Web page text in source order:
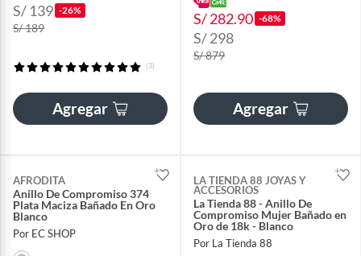
S/ 139 -26%
S/ 189
(3)
Agregar
S/ 282.90 -68%
S/ 298
S/ 879
Agregar
AFRODITA
Anillo De Compromiso 374
Plata Maciza Bañado En Oro
Blanco
Por EC SHOP
LA TIENDA 88 JOYAS Y
ACCESORIOS
La Tienda 88 - Anillo De
Compromiso Mujer Bañado en
Oro de 18k - Blanco
Por La Tienda 88